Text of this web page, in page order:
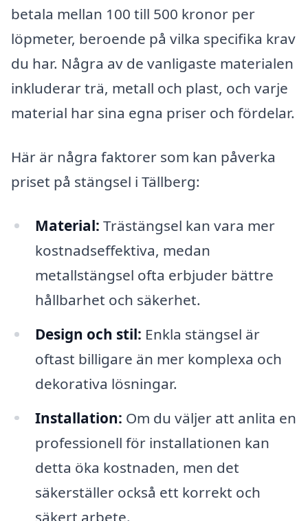
betala mellan 100 till 500 kronor per
löpmeter, beroende på vilka specifika krav
du har. Några av de vanligaste materialen
inkluderar trä, metall och plast, och varje
material har sina egna priser och fördelar.
Här är några faktorer som kan påverka
priset på stängsel i Tällberg:
Material: Trästängsel kan vara mer
kostnadseffektiva, medan
metallstängsel ofta erbjuder bättre
hållbarhet och säkerhet.
Design och stil: Enkla stängsel är
oftast billigare än mer komplexa och
dekorativa lösningar.
Installation: Om du väljer att anlita en
professionell för installationen kan
detta öka kostnaden, men det
säkerställer också ett korrekt och
säkert arbete.